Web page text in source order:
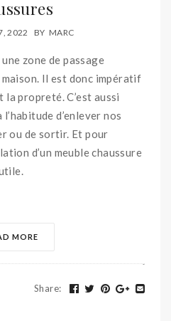
2022 BY MARC
zone de passage
Il est donc impératif
la propreté. C’est aussi
d’enlever nos
ou de sortir. Et pour
d’un meuble chaussure
MORE
Share: